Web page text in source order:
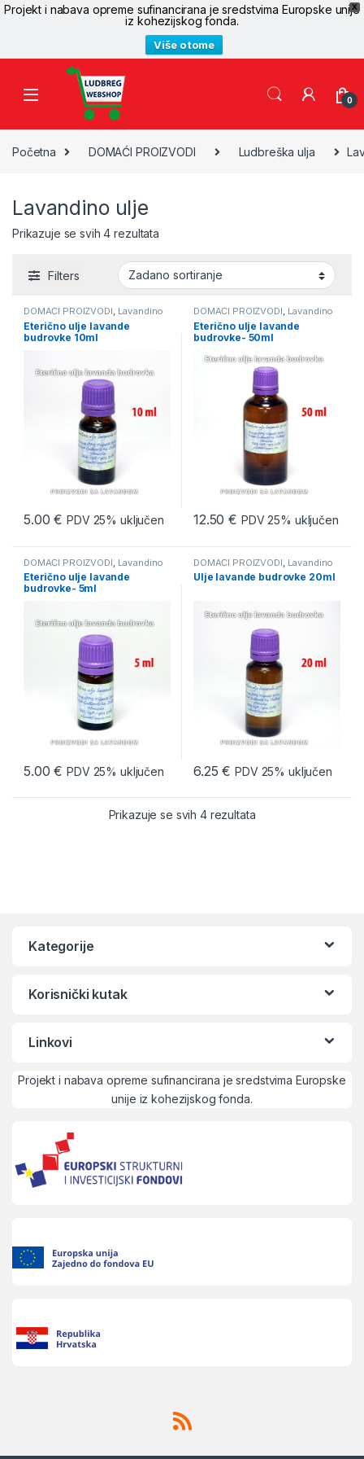
X
Projekt i nabava opreme sufinancirana je sredstvima Europske unije
iz kohezijskog fonda.
Više o tome
Skip to navigation
Skip to content
0
Početna DOMAĆI PROIZVODI Ludbreška ulja
Lavandino ulje
Prikazuje se svih 4 rezultata
Filters
DOMAĆI PROIZVODI, Lavandino
ulje Ludbreška ulja Proizvodi sa
Lavandom
Eterično ulje lavande
budrovke 10ml
5.00€ PDV 25% uključen
DOMAĆI PROIZVODI, Lavandino
ulje Ludbreška ulja Proizvodi sa
Lavandom
Eterično ulje lavande
budrovke- 50ml
12.50€ PDV 25% uključen
DOMAĆI PROIZVODI Lavandino
ulje Ludbreška ulja Proizvodi sa
Lavandom
Eterično ulje lavande
budrovke- 5ml
5.00€ PDV 25% uključen
DOMAĆI PROIZVODI Lavandino
ulje Ludbreška ulja Proizvodi sa
Lavandom
Ulje lavande budrovke 20ml
6.25€ PDV 25% uključen
Prikazuje se svih 4 rezultata
Kategorije
Korisnički kutak
Linkovi
Projekt i nabava opreme sufinancirana je sredstvima Europske
unije iz kohezijskog fonda.